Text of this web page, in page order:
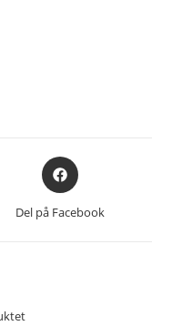
Åpnes
i
et
nytt
Del på Facebook